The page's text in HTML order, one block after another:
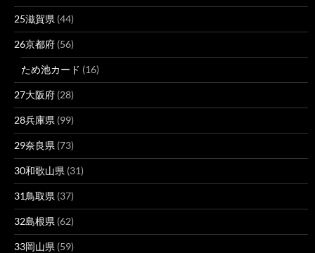
25滋賀県 (44)
26京都府 (56)
ため池カード (16)
27大阪府 (28)
28兵庫県 (99)
29奈良県 (73)
30和歌山県 (31)
31鳥取県 (37)
32島根県 (62)
33岡山県 (59)